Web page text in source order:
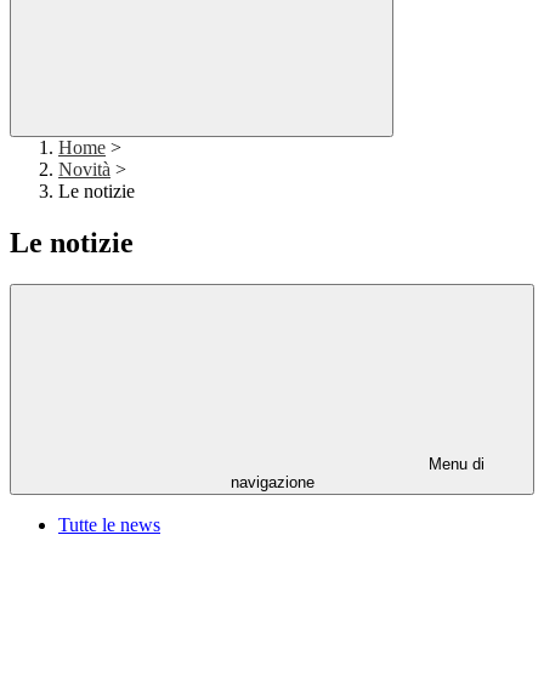
Home >
Novità >
Le notizie
Le notizie
Menu di
navigazione
Tutte le news